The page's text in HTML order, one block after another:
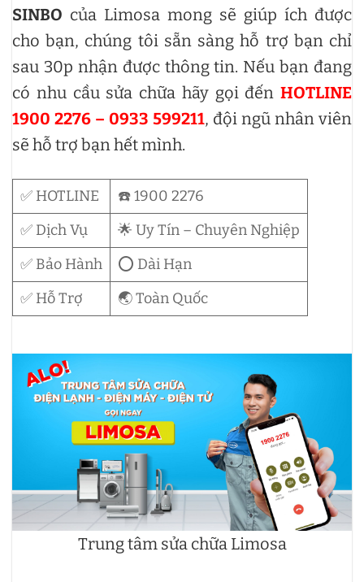
SINBO của Limosa mong sẽ giúp ích được
cho bạn, chúng tôi sẵn sàng hỗ trợ bạn chỉ
sau 30p nhận được thông tin. Nếu bạn đang
có nhu cầu sửa chữa hãy gọi đến HOTLINE
1900 2276 – 0933 599211, đội ngũ nhân viên
sẽ hỗ trợ bạn hết mình.
✅ HOTLINE
☎️ 1900 2276
✅ Dịch Vụ
🌟 Uy Tín – Chuyên Nghiệp
✅ Bảo Hành
⭕ Dài Hạn
✅ Hỗ Trợ
🌏 Toàn Quốc
Trung tâm sửa chữa Limosa